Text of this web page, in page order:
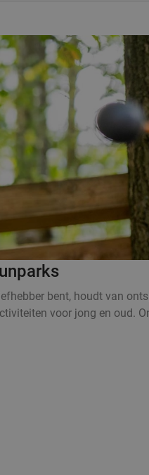
bent, houdt van
voor jong en oud.